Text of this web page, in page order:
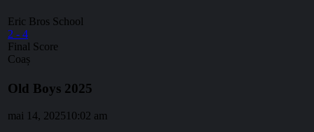
Eric Bros School
2 - 4
Final Score
Coaș
Old Boys 2025
mai 14, 2025 10:02 am